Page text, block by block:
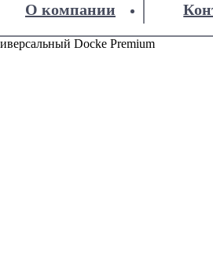
О компании
Docke Premium